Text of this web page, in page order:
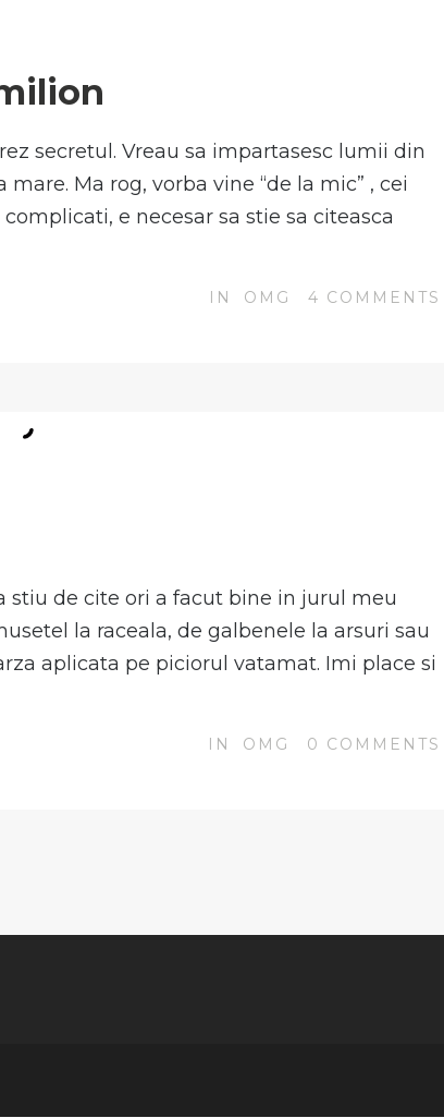
secretul. Vreau sa impartasesc lumii din
Ma rog, vorba vine “de la mic” , cei
e necesar sa stie sa citeasca
IN OMG 4 COMMENTS
stiu de cite ori a facut bine in jurul meu
la raceala, de galbenele la arsuri sau
aplicata pe piciorul vatamat. Imi place si
IN OMG 0 COMMENTS